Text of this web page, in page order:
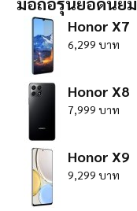
Honor X7
6,299 บาท
Honor X8
7,999 บาท
Honor X9
9,299 บาท